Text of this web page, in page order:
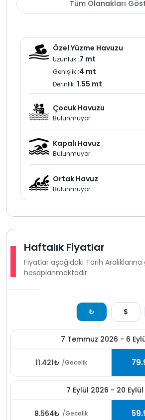
sağlamaktadır. Kalkan merkeze ve
Ayrıca gün batımında denize karşı
akşam yemeği tatilinizi unutulmaz
Tüm Olanakları
Özel Yüzme Havuzu
Uzunluk :7 mt
Genişlik :4 mt
Derinlik :1.55 mt
Çocuk Havuzu
Bulunmuyor
Kapalı Havuz
Bulunmuyor
Ortak Havuz
Bulunmuyor
Haftalık Fiyatlar
Fiyatlar aşağıdaki Tarih Aralıklarına
hesaplanmaktadır.
₺ $
7 Temmuz 2026 - 6
11.421₺ /Gecelik
7 Eylül 2026 - 20
8.564₺ /Gecelik